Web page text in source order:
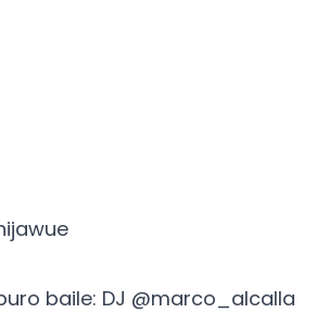
baile: DJ @marco_alcalla